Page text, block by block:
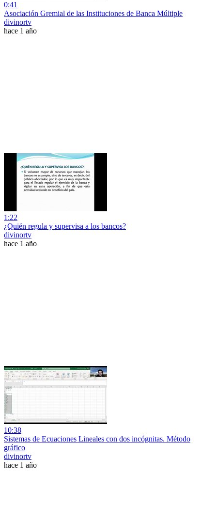
0:41
Asociación Gremial de las Instituciones de Banca Múltiple
divinortv
hace 1 año
1:22
¿Quién regula y supervisa a los bancos?
divinortv
hace 1 año
10:38
Sistemas de Ecuaciones Lineales con dos incógnitas. Método
gráfico
divinortv
hace 1 año